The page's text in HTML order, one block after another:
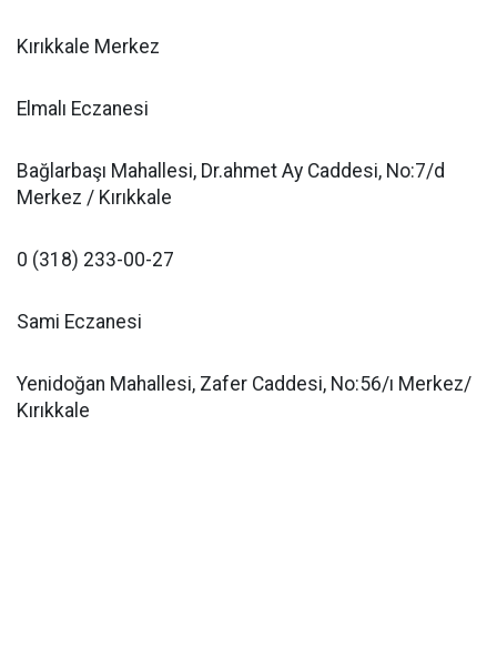
Kırıkkale Merkez
Elmalı Eczanesi
Bağlarbaşı Mahallesi, Dr.ahmet Ay Caddesi, No:7/d
Merkez / Kırıkkale
0 (318) 233-00-27
Sami Eczanesi
Yenidoğan Mahallesi, Zafer Caddesi, No:56/ı Merkez/
Kırıkkale